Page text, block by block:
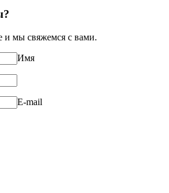
и мы свяжемся с вами.
Имя
E-mail